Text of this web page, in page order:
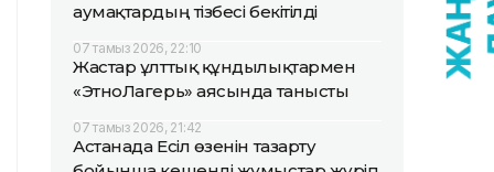
аумақтардың тізбесі бекітілді
07 тамыз 2026, 22:10
Жастар ұлттық құндылықтармен
«ЭтноЛагерь» аясында танысты
07 тамыз 2026, 21:42
Астанада Есіл өзенін тазарту